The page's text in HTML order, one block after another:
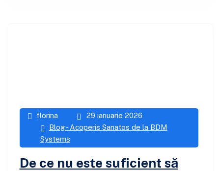
florina
29 ianuarie 2026
Blog - Acoperis Sanatos de la BDM
Systems
De ce nu este suficient să